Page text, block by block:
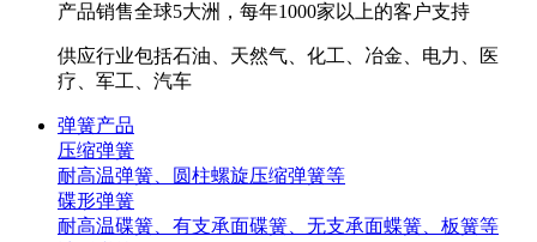
产品销售全球5大洲，每年1000家以上的客户支持
供应行业包括石油、天然气、化工、冶金、电力、医
疗、军工、汽车
弹簧产品
压缩弹簧
耐高温弹簧、圆柱螺旋压缩弹簧等
碟形弹簧
耐高温碟簧、有支承面碟簧、无支承面蝶簧、板簧等